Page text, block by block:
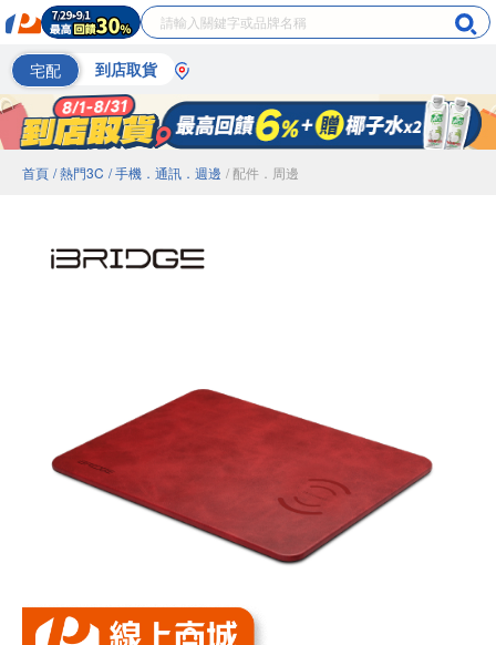
宅配 到店取貨
首頁 / 熱門3C / 手機．通訊．週邊 / 配件．周邊